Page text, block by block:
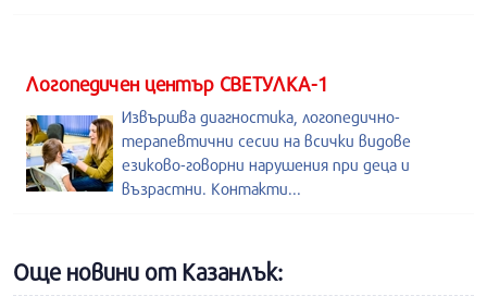
Логопедичен център СВЕТУЛКА-1
Извършва диагностика, логопедично-
терапевтични сесии на всички видове
езиково-говорни нарушения при деца и
възрастни. Контакти...
Още новини от Казанлък: